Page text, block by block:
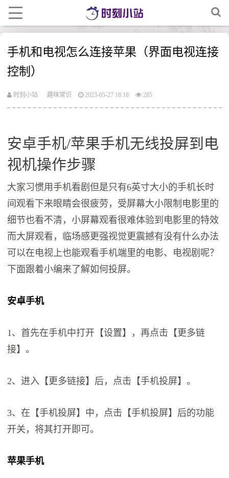
手机和电视怎么连接苹果（界面电视连接
控制）
时刻小站 趣味常识 2023-05-27 18:18 285
安卓手机/苹果手机无线投屏到电
视机操作步骤
大家习惯用手机看剧但是只有6英寸大小的手机长时
间观看下来眼睛会很疲劳，受屏幕大小限制电影里的
细节也看不清，小屏幕观看很难体验到电影里的特效
而大屏观看，临场感更强视觉更震撼有没有什么办法
可以在电视上也能观看手机端里的电影、电视剧呢？
下面跟着小编来了解如何投屏。
安卓手机
1、首先在手机中打开【设置】，再点击【更多链
接】。
2、进入【更多链接】后，点击【手机投屏】。
3、在【手机投屏】中，点击【手机投屏】后的功能
开关，将其打开即可。
苹果手机